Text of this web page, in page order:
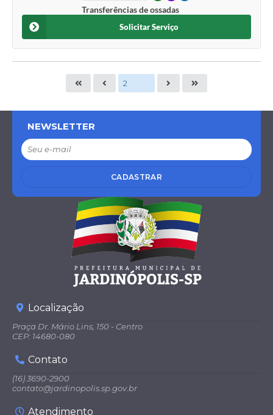
Transferências de ossadas
Solicitar Serviço
NEWSLETTER
CADASTRAR
Localização
Praça Dr. Mário Lins, 150 - Centro
CEP: 14680-080
Contato
(16) 3690-2900
contato@jardinopolis.sp.gov.br
Atendimento